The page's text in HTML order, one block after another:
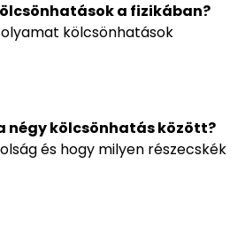
a fizikában?
kölcsönhatások
négy kölcsönhatás között?
és hogy milyen részecskék